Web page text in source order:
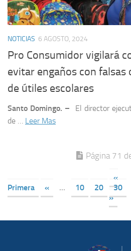
NOTICIAS 6 AGOSTO, 2024
Pro Consumidor vigilará
evitar engaños con
de útiles escolares
Santo Domingo. – El director
de … Leer Mas
Página 71
«
Primera
« ... 10 20 30
»